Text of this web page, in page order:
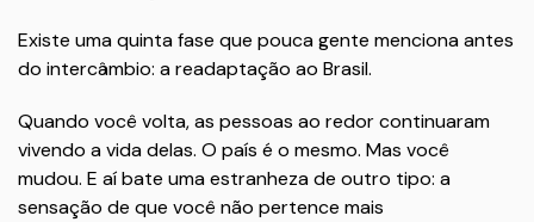
Existe uma quinta fase que pouca gente menciona antes
do intercâmbio: a readaptação ao Brasil.
Quando você volta, as pessoas ao redor continuaram
vivendo a vida delas. O país é o mesmo. Mas você
mudou. E aí bate uma estranheza de outro tipo: a
sensação de que você não pertence mais